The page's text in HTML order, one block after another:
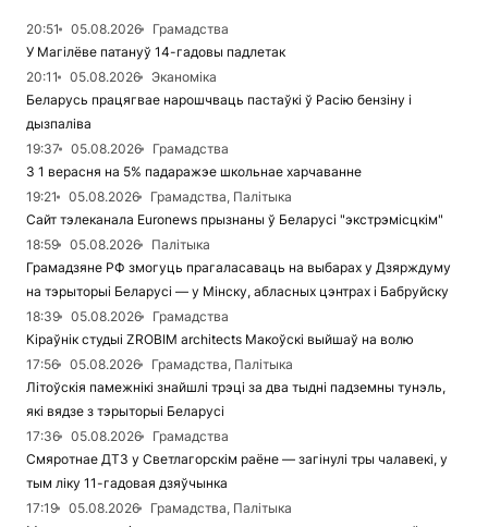
20:51 05.08.2026
Грамадства
У Магілёве патануў 14-гадовы падлетак
20:11
05.08.2026
Эканоміка
Беларусь працягвае нарошчваць пастаўкі ў Расію бензіну і
дызпаліва
19:37
05.08.2026
Грамадства
З 1 верасня на 5% падаражэе школьнае харчаванне
19:21
05.08.2026
Грамадства, Палітыка
Сайт тэлеканала Euronews прызнаны ў Беларусі "экстрэмісцкім"
18:59
05.08.2026
Палітыка
Грамадзяне РФ змогуць прагаласаваць на выбарах у Дзярждуму
на тэрыторыі Беларусі — у Мінску, абласных цэнтрах і Бабруйску
18:39
05.08.2026
Грамадства
Кіраўнік студыі ZROBIM architects Макоўскі выйшаў на волю
17:56
05.08.2026
Грамадства, Палітыка
Літоўскія памежнікі знайшлі трэці за два тыдні падземны тунэль,
які вядзе з тэрыторыі Беларусі
17:36
05.08.2026
Грамадства
Смяротнае ДТЗ у Светлагорскім раёне — загінулі тры чалавекі, у
тым ліку 11-гадовая дзяўчынка
17:19
05.08.2026
Грамадства, Палітыка